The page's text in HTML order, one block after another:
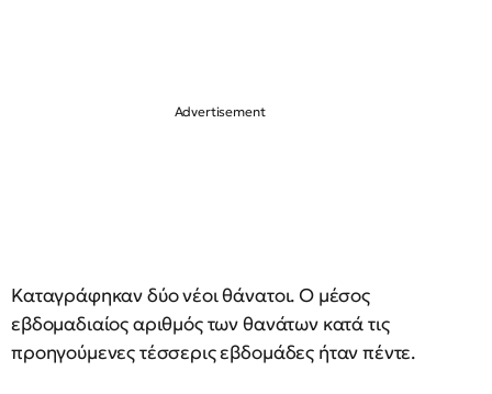
Καταγράφηκαν δύο νέοι θάνατοι. Ο μέσος
εβδομαδιαίος αριθμός των θανάτων κατά τις
προηγούμενες τέσσερις εβδομάδες ήταν πέντε.